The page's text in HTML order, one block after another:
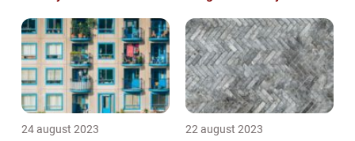
24 august 2023 22 august 2023